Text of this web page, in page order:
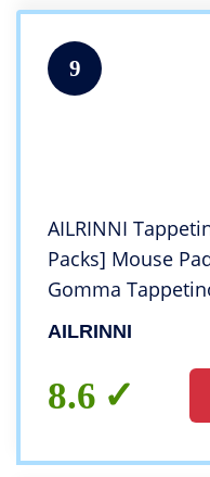
9
AILRINNI
Packs] Mouse
Gomma
Antiscivolo
AILRINNI
8.6